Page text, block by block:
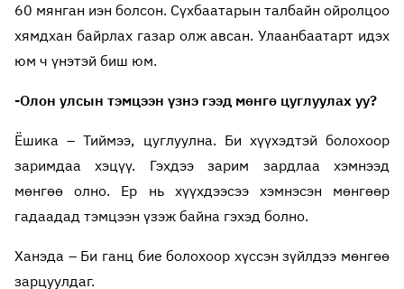
60 мянган иэн болсон. Сүхбаатарын талбайн ойролцоо
хямдхан байрлах газар олж авсан. Улаанбаатарт идэх
юм ч үнэтэй биш юм.
-Олон улсын тэмцээн үзнэ гээд мөнгө цуглуулах уу?
Ёшика – Тиймээ, цуглуулна. Би хүүхэдтэй болохоор
заримдаа хэцүү. Гэхдээ зарим зардлаа хэмнээд
мөнгөө олно. Ер нь хүүхдээсээ хэмнэсэн мөнгөөр
гадаадад тэмцээн үзэж байна гэхэд болно.
Ханэда – Би ганц бие болохоор хүссэн зүйлдээ мөнгөө
зарцуулдаг.